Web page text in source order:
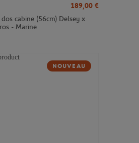
189,00 €
dos cabine (56cm) Delsey x
- Marine
NOUVEAU